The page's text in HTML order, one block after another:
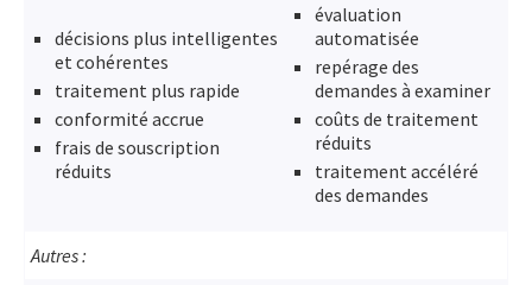
décisions plus intelligentes
et cohérentes
traitement plus rapide
conformité accrue
frais de souscription
réduits
évaluation
automatisée
repérage des
demandes à examiner
coûts de traitement
réduits
traitement accéléré
des demandes
Autres :